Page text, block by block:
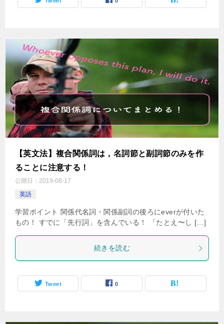
【英文法】複合関係詞は，名詞節と副詞節のみを作
ることに注意する！
公開日： 2019-08-17
英語
学習ポイント 関係代名詞・関係副詞の後ろにeverが付いた
もの！ すでに「先行詞」を含んでいる！ 「たとえ〜し […]
続きを読む
Tweet 0